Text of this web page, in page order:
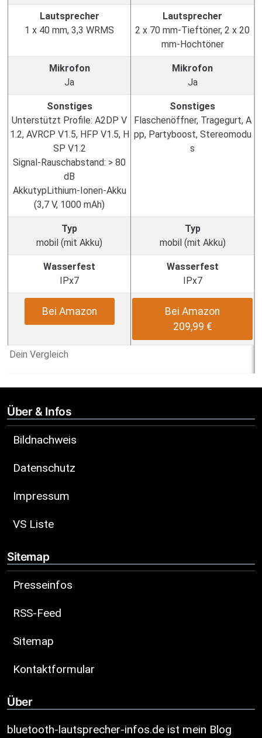
Dein Vergleich
Lautsprecher
1 x 40 mm, 3,3 WRMS
Lautsprecher
2 x 70 mm-Tieftöner, 2 x 20
mm-Hochtöner
Mikrofon
Ja
Mikrofon
Ja
Sonstiges
Unterstützt Profile: A2DP V
1.2, AVRCP V1.5, HFP V1.5, H
SP V1.2
Signal-Rauschabstand: > 80
dB
AkkutypLithium-Ionen-Akku
(3,7 V, 1000 mAh)
Sonstiges
Flaschenöffner, Tragegurt, A
pp, Partyboost, Stereomodu
s
Typ
mobil (mit Akku)
Typ
mobil (mit Akku)
Wasserfest
IPx7
Wasserfest
IPx7
Bei Amazon
Bei Amazon
209,99 €
Über & Infos
Bildnachweis
Datenschutz
Impressum
VS Liste
Sitemap
Presseinfos
RSS-Feed
Sitemap
Kontaktformular
Über
bluetooth-lautsprecher-infos.de ist mein Blog